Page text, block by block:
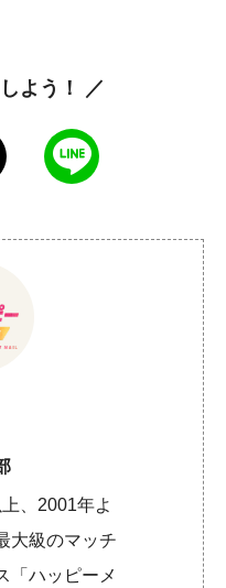
よう！ ／
、2001年よ
大級のマッチ
「ハッピーメ